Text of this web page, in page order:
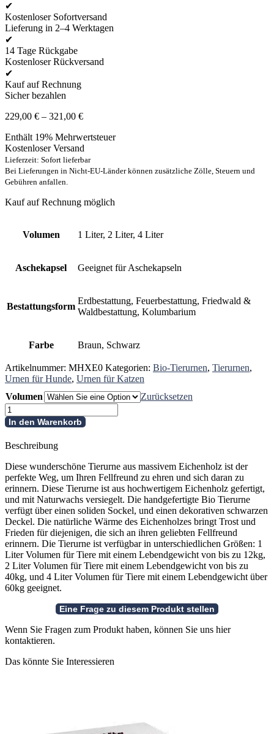
✔
Kostenloser Sofortversand
Lieferung in 2–4 Werktagen
✔
14 Tage Rückgabe
Kostenloser Rückversand
✔
Kauf auf Rechnung
Sicher bezahlen
229,00 € – 321,00 €Preisspanne:
bis
321,00 €
Enthält 19% Mehrwertsteuer
Kostenloser Versand
Lieferzeit: Sofort lieferbar
Bei Lieferungen in Nicht-EU-Länder können zusätzliche Zölle, Steuern und
Gebühren anfallen.
Kauf auf Rechnung möglich
Volumen 1 Liter, 2 Liter, 4 Liter
Aschekapsel Geeignet für Aschekapseln
Bestattungsform
Erdbestattung, Feuerbestattung, Friedwald &
Waldbestattung, Kolumbarium
Farbe Braun, Schwarz
Artikelnummer: MHXE0 Kategorien: Bio-Tierurnen, Tierurnen,
Urnen für Hunde, Urnen für Katzen
Volumen
Zurücksetzen
Tierurne
aus
Eichenholz
schlichtes
Design
Menge
In den Warenkorb
Beschreibung
Diese wunderschöne Tierurne aus massivem Eichenholz ist der
perfekte Weg, um Ihren Fellfreund zu ehren und sich daran zu
erinnern. Diese Tierurne ist aus hochwertigem Eichenholz gefertigt,
und mit Naturwachs versiegelt. Die handgefertigte Bio Tierurne
verfügt über einen soliden Sockel, und einen dekorativen schwarzen
Deckel. Die natürliche Wärme des Eichenholzes bringt Trost und
Frieden für diejenigen, die sich an ihren geliebten Fellfreund
erinnern. Die Tierurne ist verfügbar in unterschiedlichen Größen: 1
Liter Volumen für Tiere mit einem Lebendgewicht von bis zu 12kg,
2 Liter Volumen für Tiere mit einem Lebendgewicht von bis zu
40kg, und 4 Liter Volumen für Tiere mit einem Lebendgewicht über
60kg geeignet.
Wenn Sie Fragen zum Produkt haben, können Sie uns hier
kontaktieren.
Das könnte Sie Interessieren